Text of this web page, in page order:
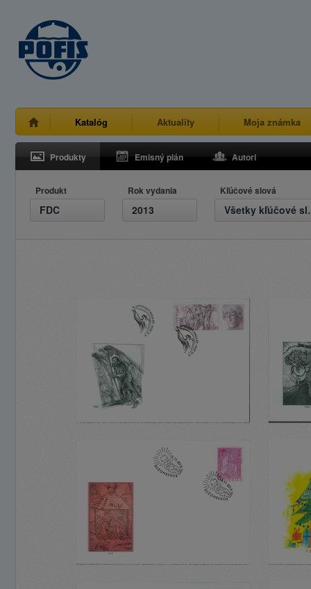
Katalóg Aktuality Moja známka
Produkty Emisný plán Autori
Produkt
FDC
Rok vydania
2013
Kľúčové slová